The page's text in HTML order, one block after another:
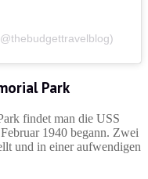
Park
findet man die USS
1940 begann. Zwei
und in einer aufwendigen